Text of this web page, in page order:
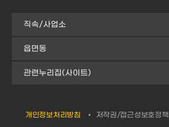
직속/사업소
읍면동
관련누리집(사이트)
개인정보처리방침 저작권/접근성보호정책